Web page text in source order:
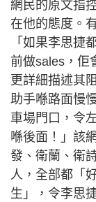
網民的原文指
在他的態度。
「如果李思捷
前做sales，佢
更詳細描述其
助手喺路面慢
車場門口，令
喺後面！」該
發、衛蘭、衛
人，全部都「
生」，令李思